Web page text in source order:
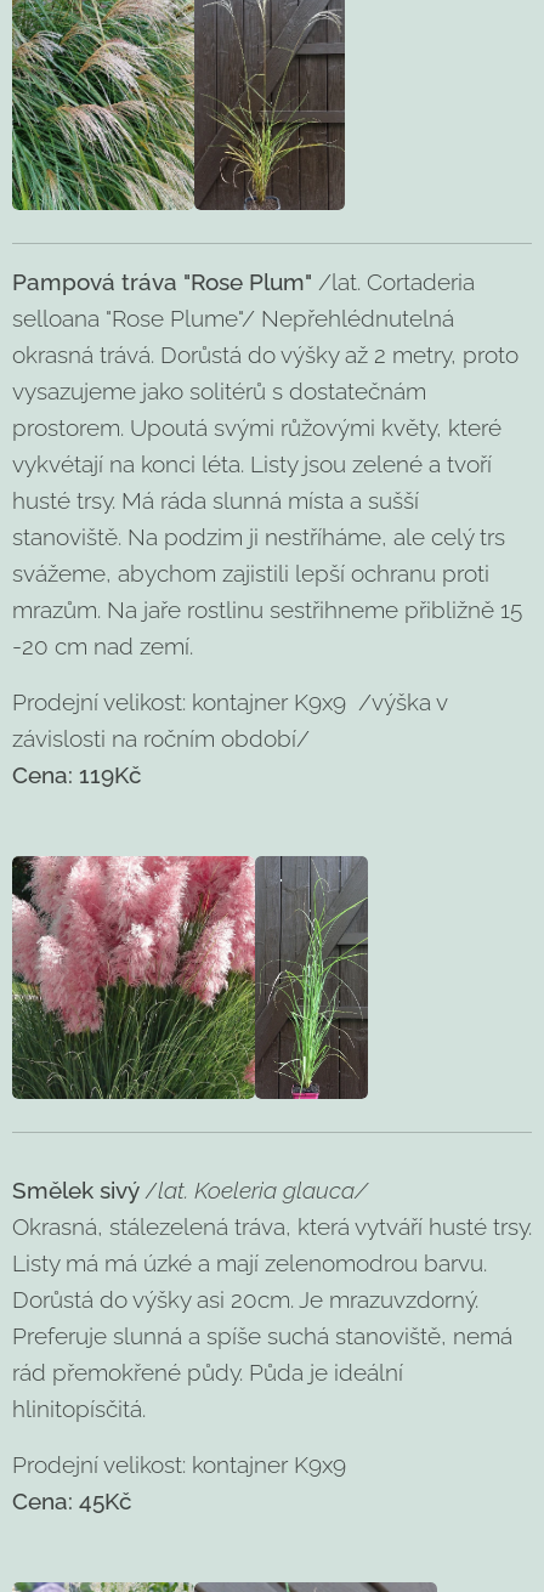
Pampová tráva "Rose Plum" /lat. Cortaderia
selloana "Rose Plume"/ Nepřehlédnutelná
okrasná trává. Dorůstá do výšky až 2 metry, proto
vysazujeme jako solitérů s dostatečnám
prostorem. Upoutá svými růžovými květy, které
vykvétají na konci léta. Listy jsou zelené a tvoří
husté trsy. Má ráda slunná místa a sušší
stanoviště. Na podzim ji nestříháme, ale celý trs
svážeme, abychom zajistili lepší ochranu proti
mrazům. Na jaře rostlinu sestřihneme přibližně 15
-20 cm nad zemí.
Prodejní velikost: kontajner K9x9 /výška v
závislosti na ročním období/
Cena: 119Kč
Smělek sivý /lat. Koeleria glauca/
Okrasná, stálezelená tráva, která vytváří husté trsy.
Listy má má úzké a mají zelenomodrou barvu.
Dorůstá do výšky asi 20cm. Je mrazuvzdorný.
Preferuje slunná a spíše suchá stanoviště, nemá
rád přemokřené půdy. Půda je ideální
hlinitopísčitá.
Prodejní velikost: kontajner K9x9
Cena: 45Kč